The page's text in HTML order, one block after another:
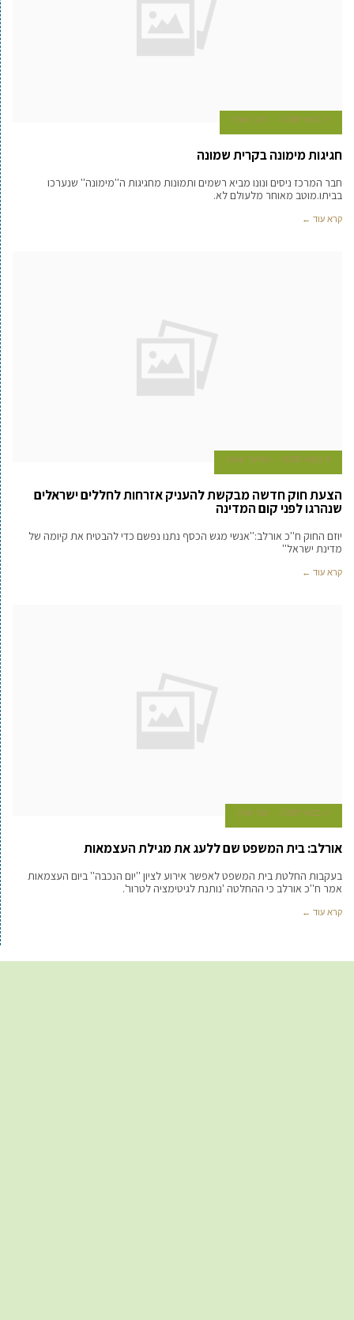
11 במאי 2008 כתב אורח
חגיגות מימונה בקרית שמונה
חבר המרכז ניסים ונונו מביא רשמים ותמונות מחגיגות ה''מימונה'' שנערכו
בביתו.מוטב מאוחר מלעולם לא.
קרא עוד ←
9 במאי 2008 עמיעד טאוב
הצעת חוק חדשה מבקשת להעניק אזרחות לחללים ישראלים
שנהרגו לפני קום המדינה
יוזם החוק ח''כ אורלב:''אנשי מגש הכסף נתנו נפשם כדי להבטיח את קיומה של
מדינת ישראל''
קרא עוד ←
4 במאי 2008 עמי שרון
אורלב: בית המשפט שם ללעג את מגילת העצמאות
בעקבות החלטת בית המשפט לאפשר אירוע לציון ''יום הנכבה'' ביום העצמאות
אמר ח''כ אורלב כי ההחלטה 'נותנת לגיטימציה לטרור'.
קרא עוד ←